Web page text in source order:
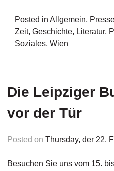
Posted in Allgemein,
Zeit, Geschichte, Literatur,
Soziales, Wien
Die Leipziger
vor der Tür
Posted on Thursday, der 22.
Besuchen Sie uns vom 15.